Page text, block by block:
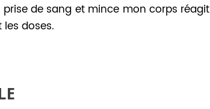
de sang et mince mon corps réagit
doses.